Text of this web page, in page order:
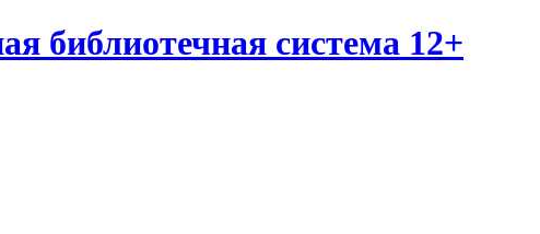
библиотечная система 12+